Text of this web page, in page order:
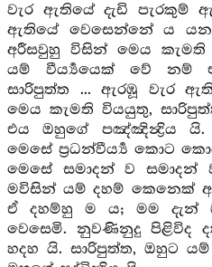
වැර ඇතියේ දැඩි පැරකුම්
ඇතියේ වෙසෙන්නේ ය යන
අරීසවුහු විසින් මෙය කැමති
යම් වීර්‍ය්‍යයෙක් වේ නම්
සාරිපුත්ත ... ඇරඹූ වැර
මෙය කැමති වියයුතු,
එය ඔහුගේ පඤ්ඤින්‍ද්‍රිය
මෙසේ ප්‍රධන්වීර්‍ය්‍ය කොට
මෙසේ සමාදන් ව සමාදන්
මවිසින් යම් දහම් කෙනෙක්
ඒ දහම්හු ම ය; මම දැන්
වෙසෙමි. නුවණිනුදු පිළිවිද
හදහ යි. සාරිපුත්ත, ඔහුට